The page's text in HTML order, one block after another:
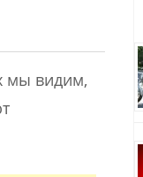
мы видим,